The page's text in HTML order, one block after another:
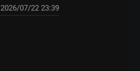
2026/07/22 23:39